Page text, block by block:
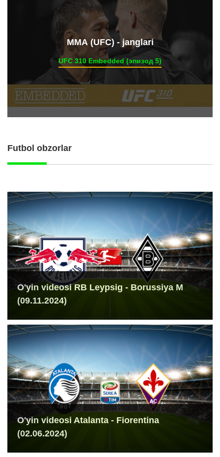
ММА (UFC) - janglari
UFC 310 Embedded (эпизод 5)
Futbol obzorlar
O'yin videosi RB Leypsig - Borussiya M
(09.11.2024)
O'yin videosi Atalanta - Fiorentina
(02.06.2024)